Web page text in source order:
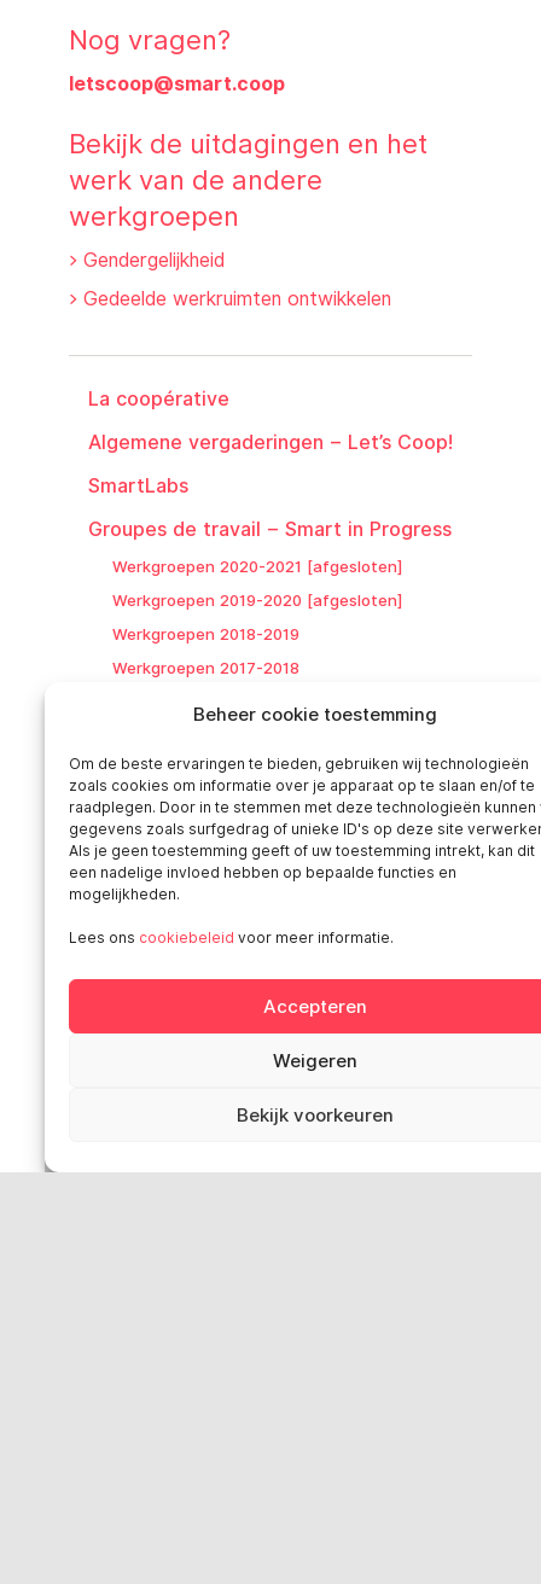
Beheer cookie toestemming
Om de beste ervaringen te bieden, gebruiken wij technologieën
zoals cookies om informatie over je apparaat op te slaan en/of te
raadplegen. Door in te stemmen met deze technologieën kunnen
gegevens zoals surfgedrag of unieke ID's op deze site
Als je geen toestemming geeft of uw toestemming intrekt, kan dit
een nadelige invloed hebben op bepaalde functies en
mogelijkheden.
Lees ons cookiebeleid voor meer informatie.
Accepteren
Weigeren
Bekijk voorkeuren
Nog vragen?
letscoop@smart.coop
Bekijk de uitdagingen en het
werk van de andere
werkgroepen
> Gendergelijkheid
> Gedeelde werkruimten ontwikkelen
La coopérative
Algemene vergaderingen – Let’s Coop!
SmartLabs
Groupes de travail – Smart in Progress
Werkgroepen 2020-2021 [afgesloten]
Werkgroepen 2019-2020 [afgesloten]
Werkgroepen 2018-2019
Werkgroepen 2017-2018
Sociale dialoog in de coöperatie
Documents utiles
FAQ sociétariat
Nuttige links
Nieuws